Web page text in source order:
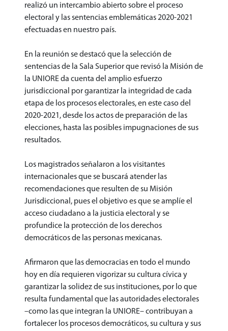
realizó un intercambio abierto sobre el proceso
electoral y las sentencias emblemáticas 2020-2021
efectuadas en nuestro país.
En la reunión se destacó que la selección de
sentencias de la Sala Superior que revisó la Misión de
la UNIORE da cuenta del amplio esfuerzo
jurisdiccional por garantizar la integridad de cada
etapa de los procesos electorales, en este caso del
2020-2021, desde los actos de preparación de las
elecciones, hasta las posibles impugnaciones de sus
resultados.
Los magistrados señalaron a los visitantes
internacionales que se buscará atender las
recomendaciones que resulten de su Misión
Jurisdiccional, pues el objetivo es que se amplíe el
acceso ciudadano a la justicia electoral y se
profundice la protección de los derechos
democráticos de las personas mexicanas.
Afirmaron que las democracias en todo el mundo
hoy en día requieren vigorizar su cultura cívica y
garantizar la solidez de sus instituciones, por lo que
resulta fundamental que las autoridades electorales
–como las que integran la UNIORE– contribuyan a
fortalecer los procesos democráticos, su cultura y sus